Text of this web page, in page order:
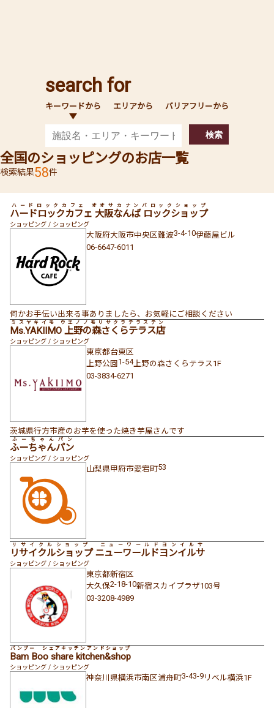
search for
キーワードから エリアから バリアフリーから
検索
全国のショッピングのお店一覧
検索結果58件
ハードロックカフェ 大阪なんば ロックショップ
ハードロックカフェ オオサカナンバロックショップ
ショッピング / ショッピング
大阪府大阪市中央区難波3-4-10伊藤屋ビル
06-6647-6011
何かお手伝い出来る事ありましたら、お気軽にご相談ください
Ms.YAKIIMO 上野の森さくらテラス店
ミスヤキイモ ウエノノモリサクラテラステン
ショッピング / ショッピング
東京都台東区
上野公園 1-54上野の森さくらテラス1F
03-3834-6271
茨城県行方市産のお芋を使った焼き芋屋さんです
ふーちゃんパン
ふーちゃんパン
ショッピング / ショッピング
山梨県甲府市愛宕町53
リサイクルショップ ニューワールドヨンイルサ
リサイクルショップ ニューワールドヨンイルサ
ショッピング / ショッピング
東京都新宿区
大久保2-18-10新宿スカイプラザ103号
03-3208-4989
Bam Boo share kitchen&shop
バンブー シェアキッチンアンドショップ
ショッピング / ショッピング
神奈川県横浜市南区浦舟町3-43-9リベル横浜1F